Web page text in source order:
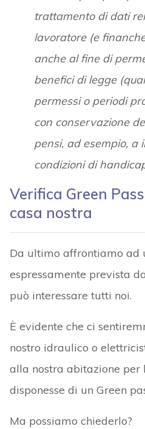
trattamento di dati
lavoratore (e
anche al fine di
benefici di legge
permessi o periodi
con conservazione
pensi, ad esempio, a
condizioni di
Verifica Green
casa nostra
Da ultimo affrontiamo ad
espressamente prevista
può interessare tutti noi.
È evidente che ci
nostro idraulico o
alla nostra abitazione per
disponesse di un Green
Ma possiamo chiederlo?